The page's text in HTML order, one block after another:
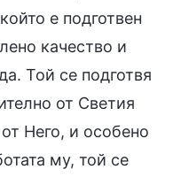
е подготвен
качество и
Той се подготвя
от Светия
Него, и особено
му, той се